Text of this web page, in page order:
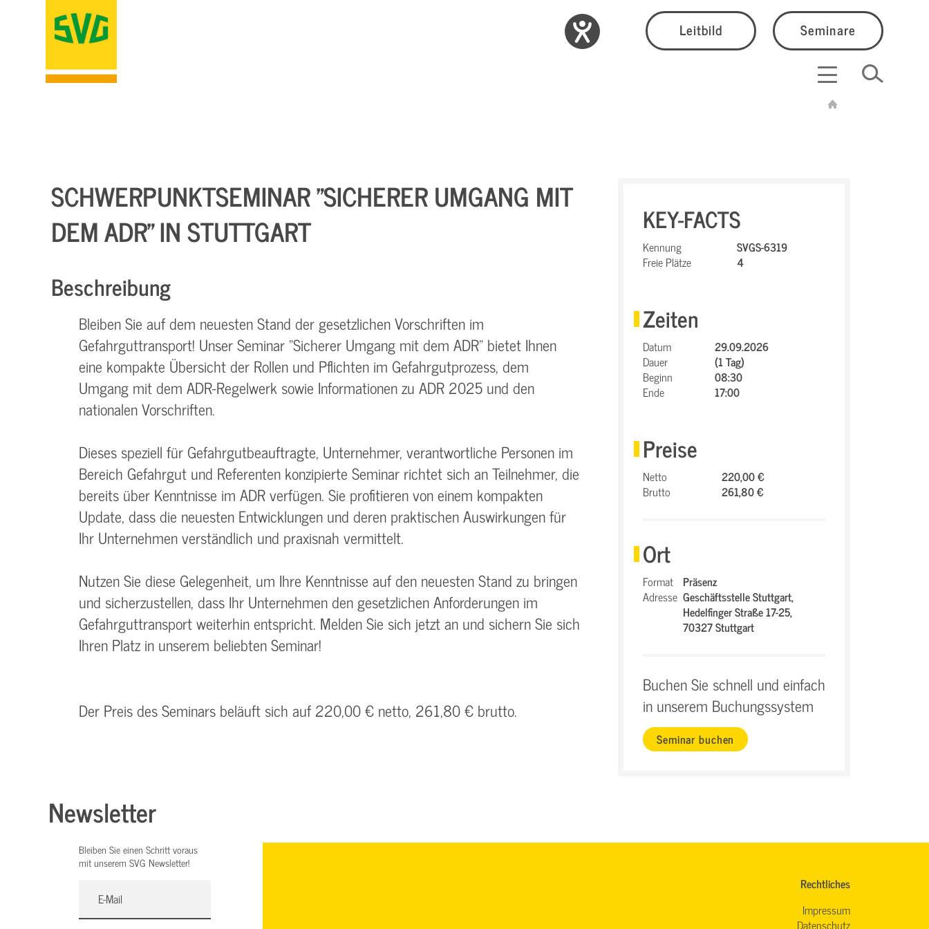
Leitbild Seminare
SCHWERPUNKTSEMINAR "SICHERER UMGANG MIT
DEM ADR" IN STUTTGART
Beschreibung
Bleiben Sie auf dem neuesten Stand der gesetzlichen Vorschriften im
Gefahrguttransport! Unser Seminar "Sicherer Umgang mit dem ADR" bietet Ihnen
eine kompakte Übersicht der Rollen und Pflichten im Gefahrgutprozess, dem
Umgang mit dem ADR-Regelwerk sowie Informationen zu ADR 2025 und den
nationalen Vorschriften.
Dieses speziell für Gefahrgutbeauftragte, Unternehmer, verantwortliche Personen im
Bereich Gefahrgut und Referenten konzipierte Seminar richtet sich an Teilnehmer, die
bereits über Kenntnisse im ADR verfügen. Sie profitieren von einem kompakten
Update, dass die neuesten Entwicklungen und deren praktischen Auswirkungen für
Ihr Unternehmen verständlich und praxisnah vermittelt.
Nutzen Sie diese Gelegenheit, um Ihre Kenntnisse auf den neuesten Stand zu bringen
und sicherzustellen, dass Ihr Unternehmen den gesetzlichen Anforderungen im
Gefahrguttransport weiterhin entspricht. Melden Sie sich jetzt an und sichern Sie sich
Ihren Platz in unserem beliebten Seminar!
Der Preis des Seminars beläuft sich auf 220,00 € netto, 261,80 € brutto.
KEY-FACTS
Kennung
SVGS-6319
Freie Plätze
4
Zeiten
Datum
29.09.2026
Dauer
(1 Tag)
Beginn
08:30
Ende
17:00
Preise
Netto
220,00 €
Brutto
261,80 €
Ort
Format Präsenz
Adresse Geschäftsstelle Stuttgart,
Hedelfinger Straße 17-25,
70327 Stuttgart
Buchen Sie schnell und einfach
in unserem Buchungssystem
Seminar buchen
Newsletter
Bleiben Sie einen Schritt voraus
mit unserem SVG Newsletter!
Rechtliches
Impressum
Datenschutz